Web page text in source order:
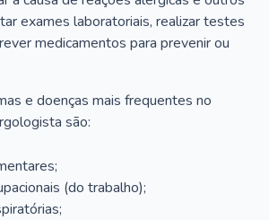
exames laboratoriais, realizar testes
medicamentos para prevenir ou
e doenças mais frequentes no
são:
(do trabalho);